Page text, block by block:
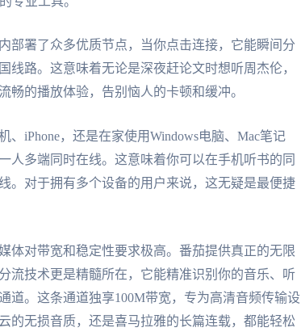
部署了众多优质节点，当你点击连接，它能瞬间分
路。这意味着无论是深夜赶论文时想听周杰伦，
的播放体验，告别恼人的卡顿和缓冲。
iPhone，还是在家使用Windows电脑、Mac笔记
人多端同时在线。这意味着你可以在手机听书的同
。对于拥有多个设备的用户来说，这无疑是最便捷
体对带宽和稳定性要求极高。番茄提供真正的无限
流技术更是精髓所在，它能精准识别你的音乐、听
道。这条通道独享100M带宽，专为高清音频传输设
的无损音质，还是喜马拉雅的长篇连载，都能轻松